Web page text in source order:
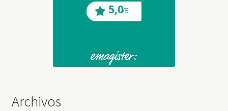
Archivos